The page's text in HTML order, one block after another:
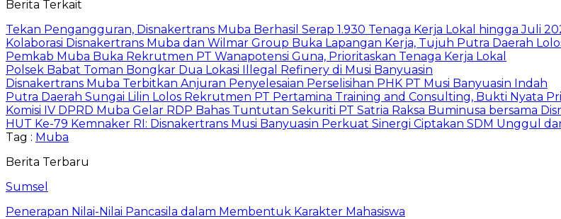
Berita Terkait
Tekan Pengangguran, Disnakertrans Muba Berhasil Serap 1.930 Tenaga Kerja Lokal hingga Juli
Kolaborasi Disnakertrans Muba dan Wilmar Group Buka Lapangan Kerja, Tujuh Putra Daerah
Pemkab Muba Buka Rekrutmen PT Wanapotensi Guna, Prioritaskan Tenaga Kerja Lokal
Polsek Babat Toman Bongkar Dua Lokasi Illegal Refinery di Musi Banyuasin
Disnakertrans Muba Terbitkan Anjuran Penyelesaian Perselisihan PHK PT Musi Banyuasin Indah
Putra Daerah Sungai Lilin Lolos Rekrutmen PT Pertamina Training and Consulting, Bukti Nyata
Komisi IV DPRD Muba Gelar RDP Bahas Tuntutan Sekuriti PT Satria Raksa Buminusa bersama
HUT Ke-79 Kemnaker RI: Disnakertrans Musi Banyuasin Perkuat Sinergi Ciptakan SDM Unggul
Tag : Muba
Berita Terbaru
Sumsel
Penerapan Nilai-Nilai Pancasila dalam Membentuk Karakter Mahasiswa